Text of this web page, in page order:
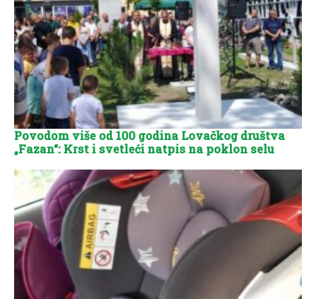
Povodom više od 100 godina Lovačkog društva
„Fazan“: Krst i svetleći natpis na poklon selu